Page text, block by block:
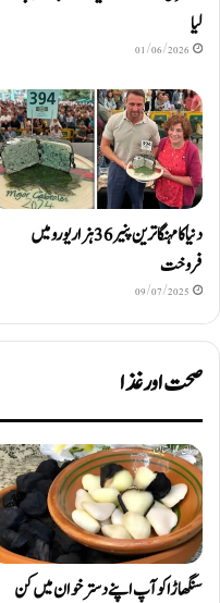
لیا
01/06/2026
دنیا کا مہنگا ترین پنیر 36 ہزار یورو میں
فروخت
09/07/2025
صحت اور غذا
سنگھاڑا کو آپ اپنے دستر خوان میں کن